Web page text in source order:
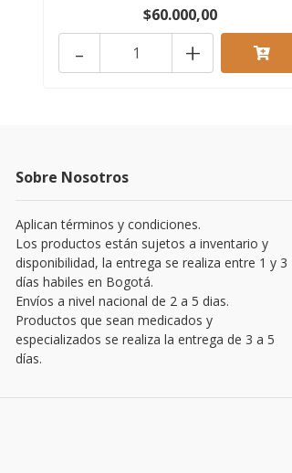
$60.000,00
- +
Sobre Nosotros
Aplican términos y condiciones.
Los productos están sujetos a inventario y
disponibilidad, la entrega se realiza entre 1 y 3
días habiles en Bogotá.
Envíos a nivel nacional de 2 a 5 dias.
Productos que sean medicados y
especializados se realiza la entrega de 3 a 5
días.